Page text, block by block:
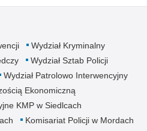
Wydział Kryminalny
Wydział Sztab Policji
Wydział Patrolowo Interwencyjny
Ekonomiczną
KMP w Siedlcach
Komisariat Policji w Mordach